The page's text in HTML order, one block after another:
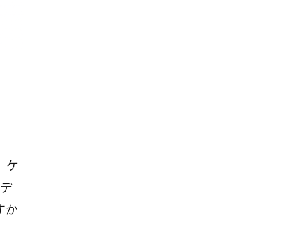
ケ
か